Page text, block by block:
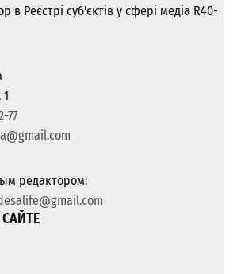
в Реєстрі суб'єктів у сфері медіа R40-
77
редактором: